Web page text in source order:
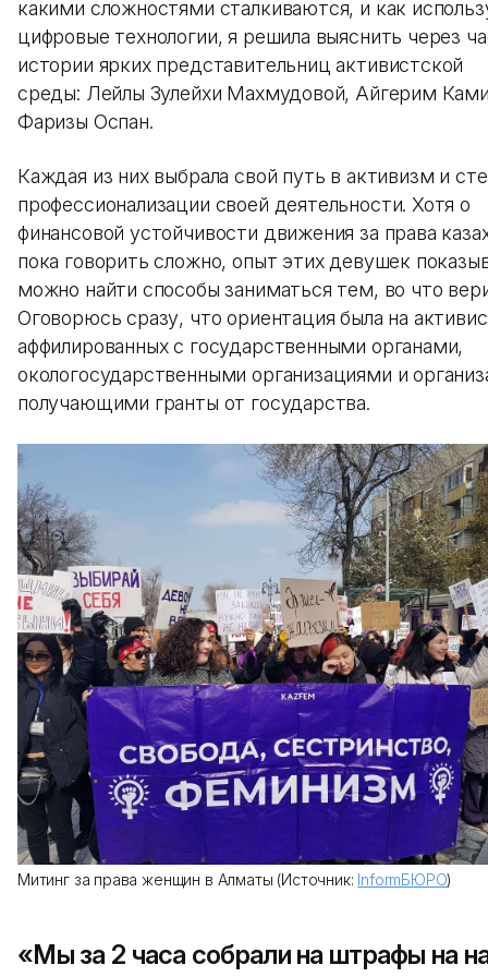
какими сложностями сталкиваются, и как
цифровые технологии, я решила выяснить через
истории ярких представительниц активистской
среды: Лейлы Зулейхи Махмудовой, Айгерим
Фаризы Оспан.
Каждая из них выбрала свой путь в активизм и
профессионализации своей деятельности. Хотя о
финансовой устойчивости движения за права
пока говорить сложно, опыт этих девушек
можно найти способы заниматься тем, во что
Оговорюсь сразу, что ориентация была на
аффилированных с государственными органами,
окологосударственными организациями и
получающими гранты от государства.
Митинг за права женщин в Алматы (Источник: InformБЮРО)
«Мы за 2 часа собрали на штрафы на